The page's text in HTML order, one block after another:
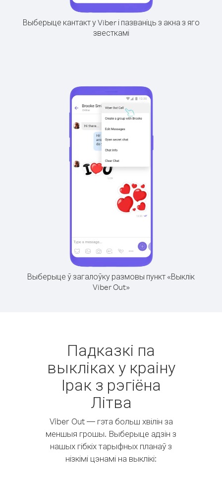
Выберыце кантакт у Viber і пазваніць з акна з яго
звесткамі
Выберыце ў загалоўку размовы пункт «Выклік
Viber Out»
Падказкі па
выкліках у краіну
Ірак з рэгіёна
Літва
Viber Out — гэта больш хвілін за
меншыя грошы. Выберыце адзін з
нашых гібкіх тарыфных планаў з
нізкімі цэнамі на выклікі: